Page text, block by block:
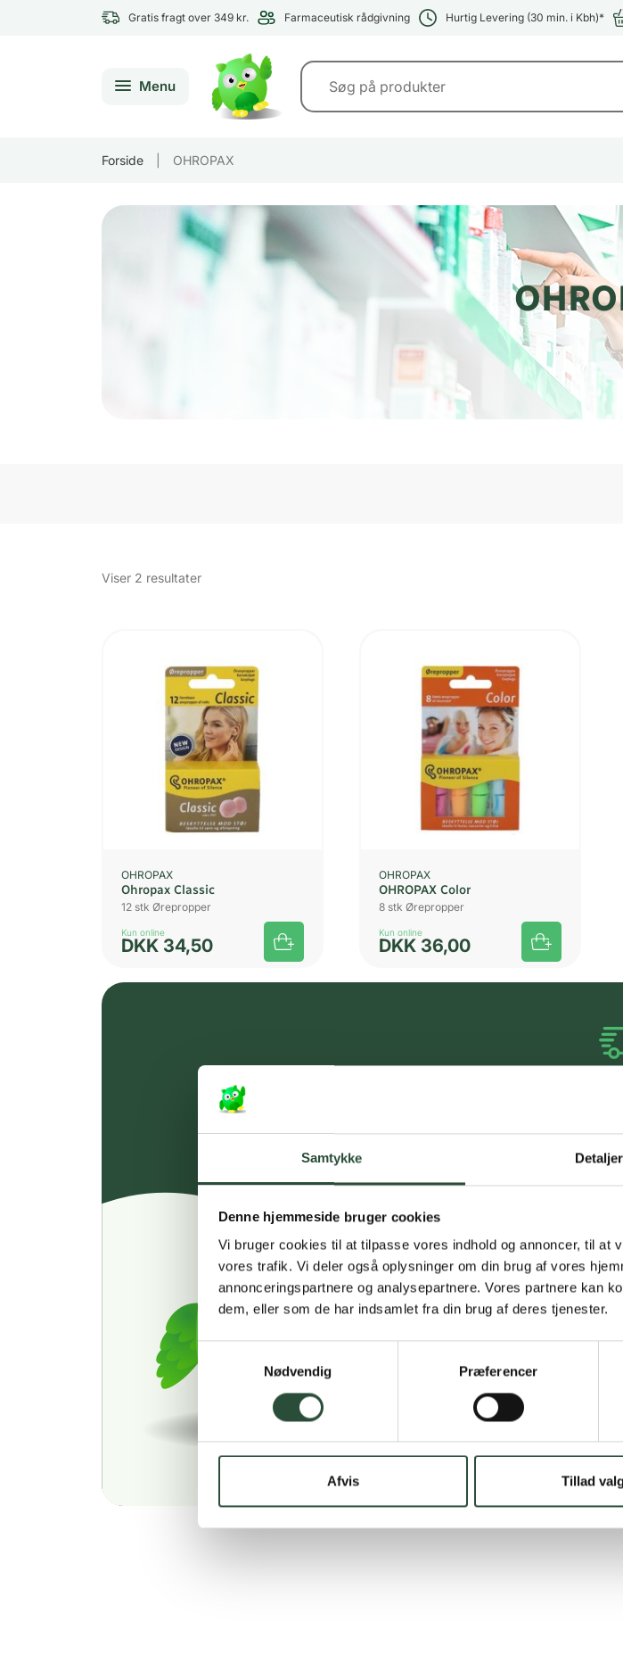
Samtykke Detaljer
Denne hjemmeside bruger cookies
Vi bruger cookies til at tilpasse vores indhold og annoncer, til at
vores trafik. Vi deler også oplysninger om din brug af vores
annonceringspartnere og analysepartnere. Vores partnere kan
dem, eller som de har indsamlet fra din brug af deres tjenester.
Nødvendig
Præferencer
Afvis Tillad
Gratis fragt over 349 kr. Farmaceutisk rådgivning Hurtig Levering (30 min. i Kbh)*
Menu
Forside OHROPAX
Viser 2 resultaterSorteret
OHROPAX
Ohropax Classic
12 stk Ørepropper
Kun online
DKK 34,50
OHROPAX
OHROPAX Color
8 stk Ørepropper
Kun online
DKK 36,00